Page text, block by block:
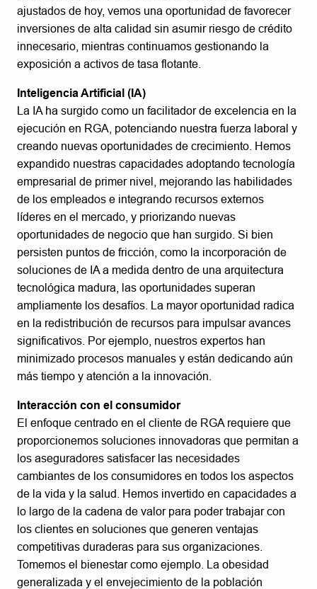
ajustados de hoy, vemos una oportunidad de favorecer
inversiones de alta calidad sin asumir riesgo de crédito
innecesario, mientras continuamos gestionando la
exposición a activos de tasa flotante.
Inteligencia Artificial (IA)
La IA ha surgido como un facilitador de excelencia en la
ejecución en RGA, potenciando nuestra fuerza laboral y
creando nuevas oportunidades de crecimiento. Hemos
expandido nuestras capacidades adoptando tecnología
empresarial de primer nivel, mejorando las habilidades
de los empleados e integrando recursos externos
líderes en el mercado, y priorizando nuevas
oportunidades de negocio que han surgido. Si bien
persisten puntos de fricción, como la incorporación de
soluciones de IA a medida dentro de una arquitectura
tecnológica madura, las oportunidades superan
ampliamente los desafíos. La mayor oportunidad radica
en la redistribución de recursos para impulsar avances
significativos. Por ejemplo, nuestros expertos han
minimizado procesos manuales y están dedicando aún
más tiempo y atención a la innovación.
Interacción con el consumidor
El enfoque centrado en el cliente de RGA requiere que
proporcionemos soluciones innovadoras que permitan a
los aseguradores satisfacer las necesidades
cambiantes de los consumidores en todos los aspectos
de la vida y la salud. Hemos invertido en capacidades a
lo largo de la cadena de valor para poder trabajar con
los clientes en soluciones que generen ventajas
competitivas duraderas para sus organizaciones.
Tomemos el bienestar como ejemplo. La obesidad
generalizada y el envejecimiento de la población